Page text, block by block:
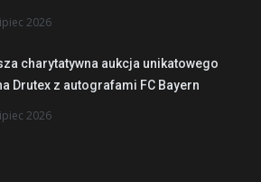
2026
charytatywna aukcja unikatowego
Drutex z autografami FC Bayern
2026